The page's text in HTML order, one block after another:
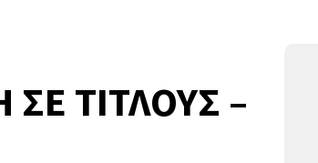
ΤΙΤΛΟΥΣ –